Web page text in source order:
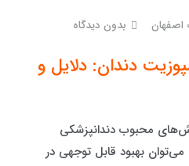
اصفهان بدون دیدگاه
دندان: دلایل و
محبوب دندانپزشکی
بهبود قابل توجهی در